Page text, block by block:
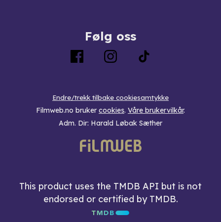
Følg oss
Endre/trekk tilbake cookiesamtykke
Filmweb.no bruker cookies. Våre brukervilkår.
Adm. Dir: Harald Løbak Sæther
This product uses the TMDB API but is not
endorsed or certified by TMDB.